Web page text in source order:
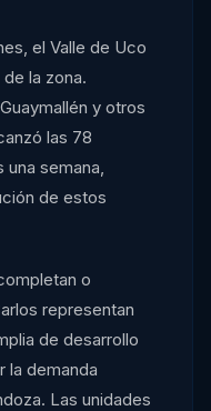
el Valle de Uco
la zona.
y otros
las 78
una semana,
de estos
o
representan
de desarrollo
la demanda
Las unidades